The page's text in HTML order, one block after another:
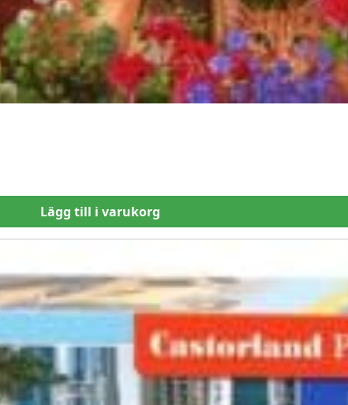
Lägg till i varukorg